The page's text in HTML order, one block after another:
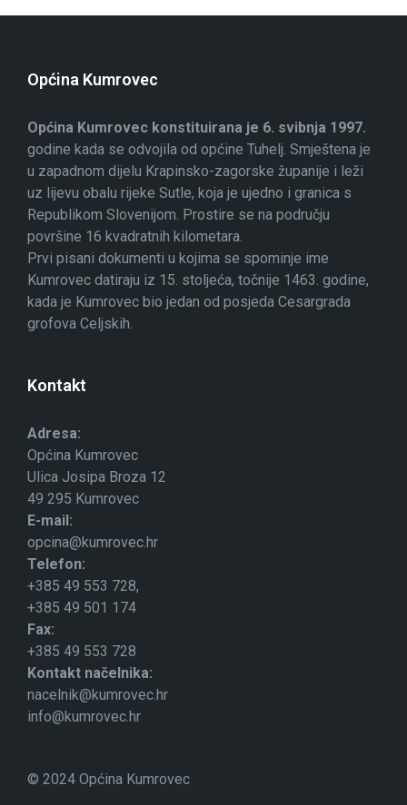
Općina Kumrovec
Općina Kumrovec konstituirana je 6. svibnja 1997.
godine kada se odvojila od općine Tuhelj. Smještena je
u zapadnom dijelu Krapinsko-zagorske županije i leži
uz lijevu obalu rijeke Sutle, koja je ujedno i granica s
Republikom Slovenijom. Prostire se na području
površine 16 kvadratnih kilometara.
Prvi pisani dokumenti u kojima se spominje ime
Kumrovec datiraju iz 15. stoljeća, točnije 1463. godine,
kada je Kumrovec bio jedan od posjeda Cesargrada
grofova Celjskih.
Kontakt
Adresa:
Općina Kumrovec
Ulica Josipa Broza 12
49 295 Kumrovec
E-mail:
opcina@kumrovec.hr
Telefon:
+385 49 553 728,
+385 49 501 174
Fax:
+385 49 553 728
Kontakt načelnika:
nacelnik@kumrovec.hr
info@kumrovec.hr
© 2024 Općina Kumrovec